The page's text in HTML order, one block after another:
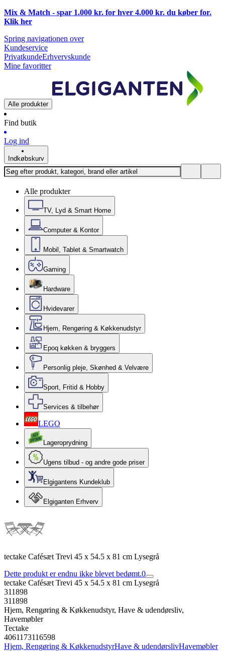
Mix & Match - spar 1.000 kr. for hver 4.000 kr. du køber for.
Klik her
Spring navigationen over
Kundeservice
PrivatkundeErhvervskunde
Mine favoritter
Alle produkter
Find butik
Log ind
Indkøbskurv
Alle produkter
TV, Lyd & Smart Home
Computer & Kontor
Mobil, Tablet & Smartwatch
Gaming
Hardware
Hvidevarer
Hjem, Rengøring & Køkkenudstyr
Epoq køkken & bryggers
Personlig pleje, Skønhed & Velvære
Sport, Fritid & Hobby
Services & tilbehør
LEGO
Lageroprydning
Ugens tilbud - og andre gode priser
Elgigantens Kundeklub
Elgiganten Erhverv
tectake Cafésæt Trevi 45 x 54.5 x 81 cm Lysegrå
Dette produkt er endnu ikke blevet bedømt.0
tectake Cafésæt Trevi 45 x 54.5 x 81 cm Lysegrå
311898
311898
Hjem, Rengøring & Køkkenudstyr, Have & udendørsliv,
Havemøbler
Tectake
4061173116598
Hjem, Rengøring & KøkkenudstyrHave & udendørslivHavemøbler